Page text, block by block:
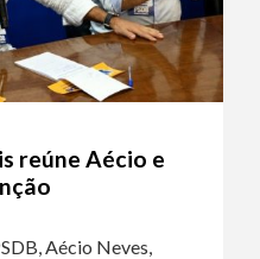
reúne Aécio e
Aécio Neves,